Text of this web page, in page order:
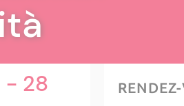
- 28